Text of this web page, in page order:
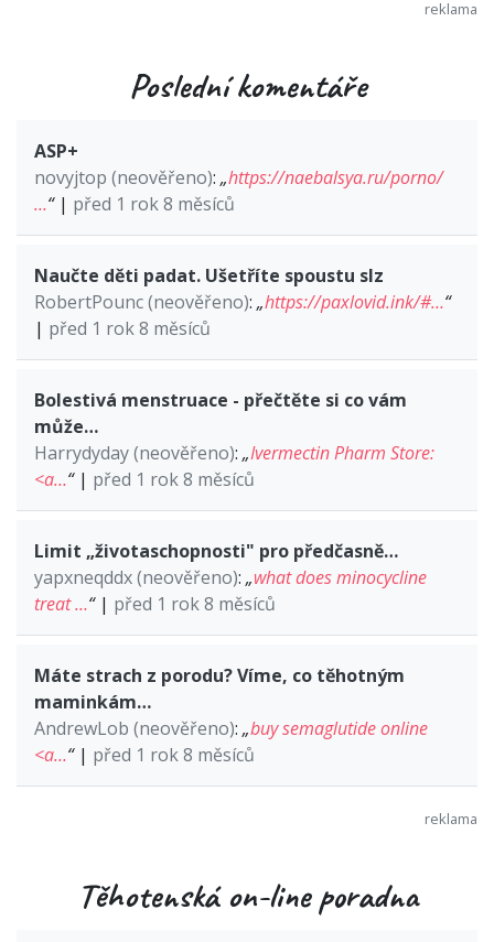
Poslední komentáře
ASP+
novyjtop (neověřeno): „https://naebalsya.ru/porno/
…“| před 1 rok 8 měsíců
Naučte děti padat. Ušetříte spoustu slz
RobertPounc (neověřeno): „https://paxlovid.ink/#…“
| před 1 rok 8 měsíců
Bolestivá menstruace - přečtěte si co vám
může…
Harrydyday (neověřeno): „Ivermectin Pharm Store:
<a…“| před 1 rok 8 měsíců
Limit „životaschopnosti" pro předčasně…
yapxneqddx (neověřeno): „what does minocycline
treat …“| před 1 rok 8 měsíců
Máte strach z porodu? Víme, co těhotným
maminkám…
AndrewLob (neověřeno): „buy semaglutide online
<a…“| před 1 rok 8 měsíců
Těhotenská on-line poradna